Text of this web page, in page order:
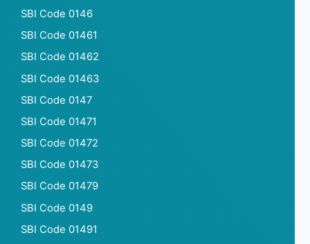
SBI Code 0146
SBI Code 01461
SBI Code 01462
SBI Code 01463
SBI Code 0147
SBI Code 01471
SBI Code 01472
SBI Code 01473
SBI Code 01479
SBI Code 0149
SBI Code 01491